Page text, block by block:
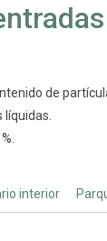
de
líquidas.
interior